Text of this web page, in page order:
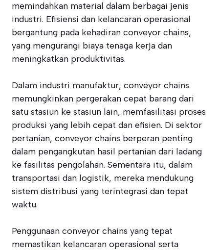
memindahkan material dalam berbagai jenis
industri. Efisiensi dan kelancaran operasional
bergantung pada kehadiran conveyor chains,
yang mengurangi biaya tenaga kerja dan
meningkatkan produktivitas.
Dalam industri manufaktur, conveyor chains
memungkinkan pergerakan cepat barang dari
satu stasiun ke stasiun lain, memfasilitasi proses
produksi yang lebih cepat dan efisien. Di sektor
pertanian, conveyor chains berperan penting
dalam pengangkutan hasil pertanian dari ladang
ke fasilitas pengolahan. Sementara itu, dalam
transportasi dan logistik, mereka mendukung
sistem distribusi yang terintegrasi dan tepat
waktu.
Penggunaan conveyor chains yang tepat
memastikan kelancaran operasional serta